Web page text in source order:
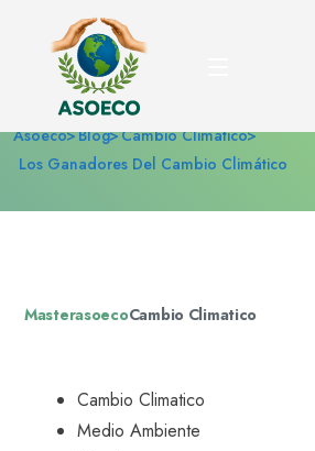
Los ganadores del
cambio climático
Asoeco Blog Cambio Climatico
Los Ganadores Del Cambio Climático
MasterasoecoCambio Climatico
Cambio Climatico
Medio Ambiente